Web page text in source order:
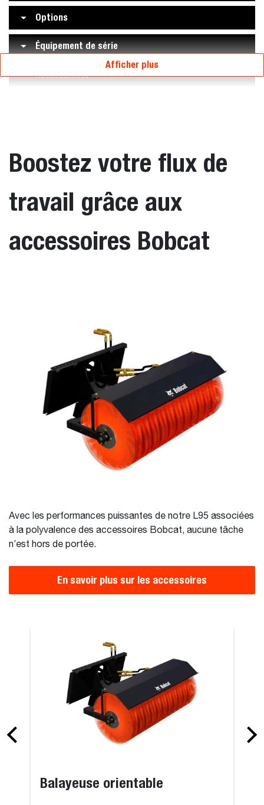
Options
Équipement de série
Attachments
Afficher plus
Boostez votre flux de
travail grâce aux
accessoires Bobcat
Avec les performances puissantes de notre L95 associées
à la polyvalence des accessoires Bobcat, aucune tâche
n’est hors de portée.
En savoir plus sur les accessoires
Balayeuse orientable